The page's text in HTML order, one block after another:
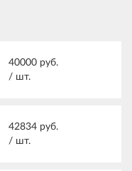
40000 руб.
/ шт.
42834 руб.
/ шт.